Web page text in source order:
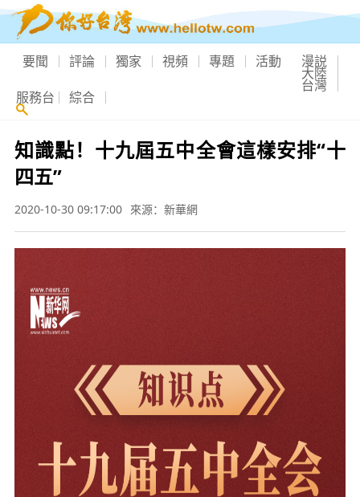
要聞 評論 獨家 視頻 專題 活動 漫説
大陸
台灣
服務台 綜合
知識點！十九屆五中全會這樣安排“十
四五”
2020-10-30 09:17:00 來源：新華網